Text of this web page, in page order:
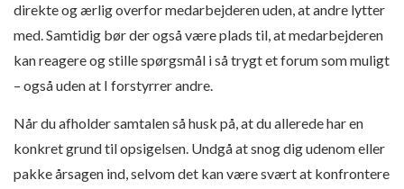
direkte og ærlig overfor medarbejderen uden, at andre lytter
med. Samtidig bør der også være plads til, at medarbejderen
kan reagere og stille spørgsmål i så trygt et forum som muligt
– også uden at I forstyrrer andre.
Når du afholder samtalen så husk på, at du allerede har en
konkret grund til opsigelsen. Undgå at snog dig udenom eller
pakke årsagen ind, selvom det kan være svært at konfrontere